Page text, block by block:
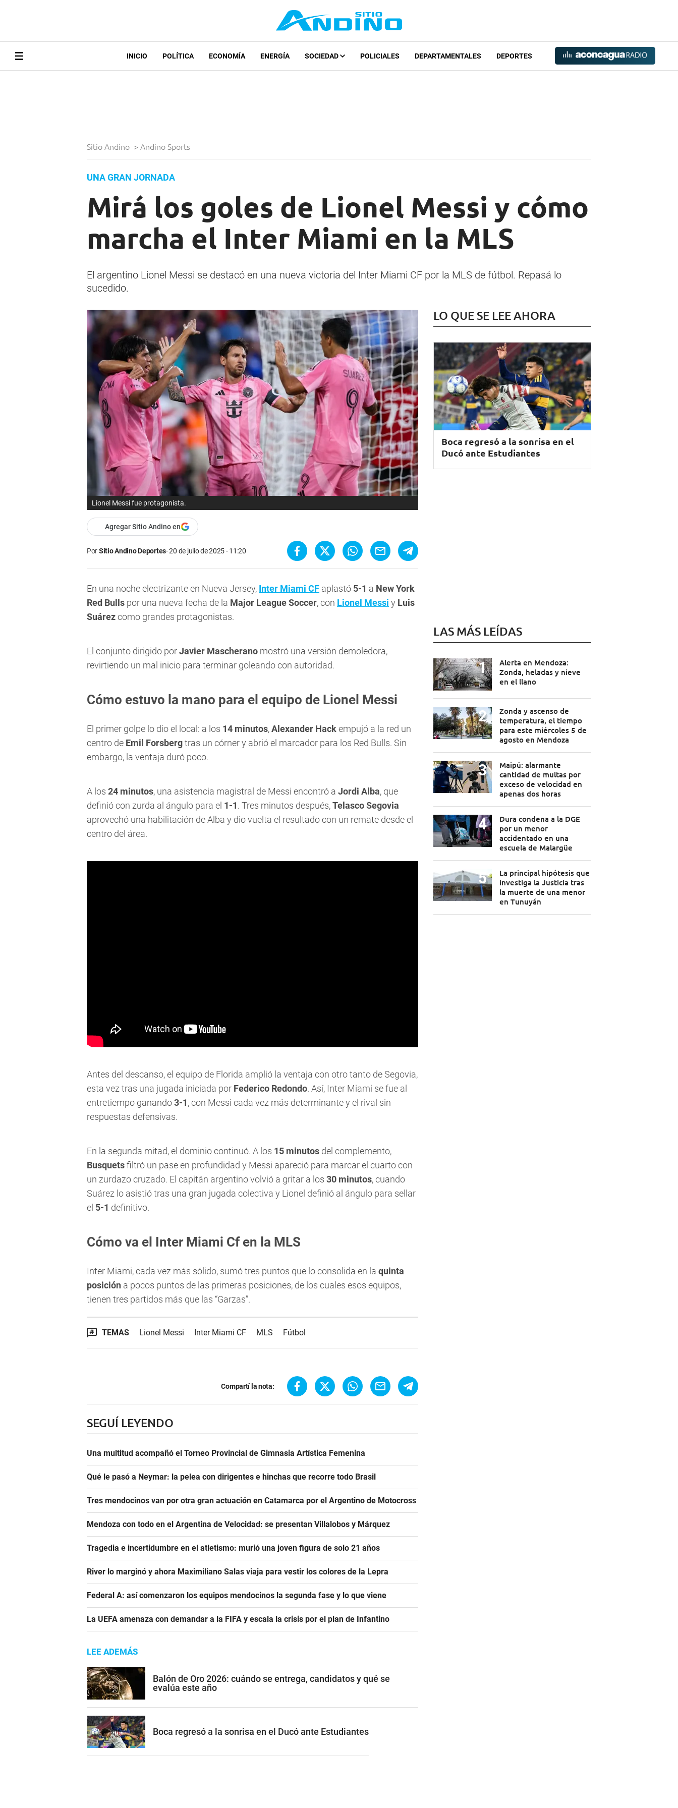
INICIO POLÍTICA ECONOMÍA ENERGÍA SOCIEDAD POLICIALES DEPARTAMENTALES DEPORTES
Sitio Andino > Andino Sports
UNA GRAN JORNADA
Mirá los goles de Lionel Messi y cómo
marcha el Inter Miami en la MLS
El argentino Lionel Messi se destacó en una nueva victoria del Inter Miami CF por la MLS de fútbol. Repasá lo
sucedido.
Lionel Messi fue protagonista.
Agregar Sitio Andino en
PorSitio Andino Deportes 20 de julio de 2025 - 11:20
En una noche electrizante en Nueva Jersey, Inter Miami CF aplastó 5-1 a New York
Red Bulls por una nueva fecha de la Major League Soccer, con Lionel Messi y Luis
Suárezcomo grandes protagonistas.
El conjunto dirigido porJavier Mascherano mostró una versión demoledora,
revirtiendo un mal inicio para terminar goleando con autoridad.
Cómo estuvo la mano para el equipo de Lionel Messi
El primer golpe lo dio el local: a los 14 minutos,Alexander Hackempujó a la red un
centro de Emil Forsbergtras un córner y abrió el marcador para los Red Bulls. Sin
embargo, la ventaja duró poco.
A los 24 minutos, una asistencia magistral de Messi encontró a Jordi Alba, que
definió con zurda al ángulo para el 1-1. Tres minutos después,Telasco Segovia
aprovechó una habilitación de Alba y dio vuelta el resultado con un remate desde el
centro del área.
Antes del descanso, el equipo de Florida amplió la ventaja con otro tanto de Segovia,
esta vez tras una jugada iniciada por Federico Redondo. Así, Inter Miami se fue al
entretiempo ganando3-1, con Messi cada vez más determinante y el rival sin
respuestas defensivas.
En la segunda mitad, el dominio continuó. A los 15 minutos del complemento,
Busquetsfiltró un pase en profundidad y Messi apareció para marcar el cuarto con
un zurdazo cruzado. El capitán argentino volvió a gritar a los 30 minutos, cuando
Suárez lo asistió tras una gran jugada colectiva y Lionel definió al ángulo para sellar
el 5-1 definitivo.
Cómo va el Inter Miami Cf en la MLS
Inter Miami, cada vez más sólido, sumó tres puntos que lo consolida en la quinta
posición a pocos puntos de las primeras posiciones, de los cuales esos equipos,
tienen tres partidos más que las “Garzas”.
TEMAS Lionel Messi Inter Miami CF MLS Fútbol
Compartí la nota:
SEGUÍ LEYENDO
Una multitud acompañó el Torneo Provincial de Gimnasia Artística Femenina
Qué le pasó a Neymar: la pelea con dirigentes e hinchas que recorre todo Brasil
Tres mendocinos van por otra gran actuación en Catamarca por el Argentino de Motocross
Mendoza con todo en el Argentina de Velocidad: se presentan Villalobos y Márquez
Tragedia e incertidumbre en el atletismo: murió una joven figura de solo 21 años
River lo marginó y ahora Maximiliano Salas viaja para vestir los colores de la Lepra
Federal A: así comenzaron los equipos mendocinos la segunda fase y lo que viene
La UEFA amenaza con demandar a la FIFA y escala la crisis por el plan de Infantino
LEE ADEMÁS
Balón de Oro 2026: cuándo se entrega, candidatos y qué se
evalúa este año
Boca regresó a la sonrisa en el Ducó ante Estudiantes
LO QUE SE LEE AHORA
Boca regresó a la sonrisa en el
Ducó ante Estudiantes
LAS MÁS LEÍDAS
Alerta en Mendoza:
Zonda, heladas y nieve
en el llano
Zonda y ascenso de
temperatura, el tiempo
para este miércoles 5 de
agosto en Mendoza
Maipú: alarmante
cantidad de multas por
exceso de velocidad en
apenas dos horas
Dura condena a la DGE
por un menor
accidentado en una
escuela de Malargüe
La principal hipótesis que
investiga la Justicia tras
la muerte de una menor
en Tunuyán